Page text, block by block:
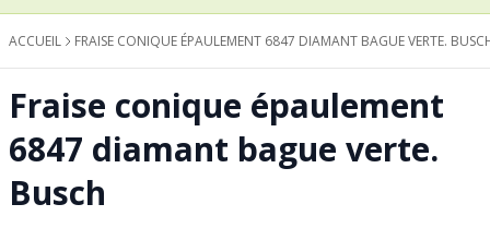
ACCUEIL FRAISE CONIQUE ÉPAULEMENT 6847 DIAMANT BAGUE VERTE.
Fraise conique épaulement
6847 diamant bague verte.
Busch